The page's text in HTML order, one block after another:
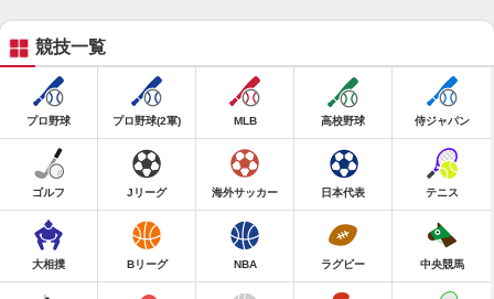
競技一覧
プロ野球 プロ野球(2軍) MLB 高校野球 侍ジャパン
ゴルフ Jリーグ 海外サッカー 日本代表 テニス
大相撲 Bリーグ NBA ラグビー 中央競馬